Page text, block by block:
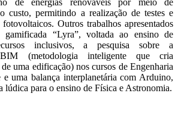
custo, permitindo a realização de testes e
Outros trabalhos apresentados
gamificada “Lyra”, voltada ao ensino de
inclusivos, a pesquisa sobre a
(metodologia inteligente que cria
uma edificação) nos cursos de Engenharia
uma balança interplanetária com Arduino,
lúdica para o ensino de Física e Astronomia.